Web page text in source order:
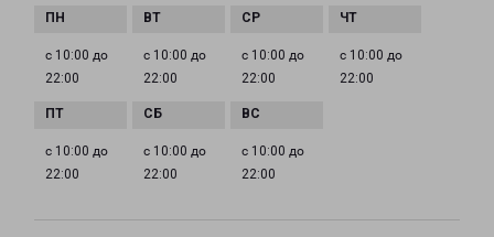
с 10:00 до
22:00
с 10:00 до
22:00
с 10:00 до
22:00
с 10:00 до
22:00
с 10:00 до
22:00
с 10:00 до
22:00
с 10:00 до
22:00